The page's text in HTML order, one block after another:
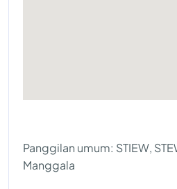
Panggilan umum: STIEW,
Manggala